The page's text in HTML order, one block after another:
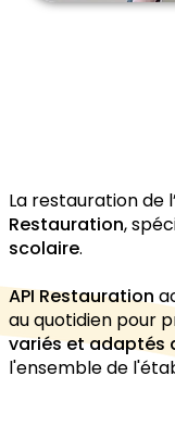
La restauration de
Restauration,
scolaire.
API Restauration
au quotidien pour
variés et adaptés
l'ensemble de